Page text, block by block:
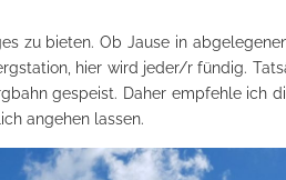
zu bieten. Ob Jause in
hier wird jeder/r fündig.
gespeist. Daher empfehle ich
angehen lassen.